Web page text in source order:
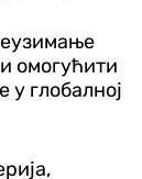
омогућити
глобалној